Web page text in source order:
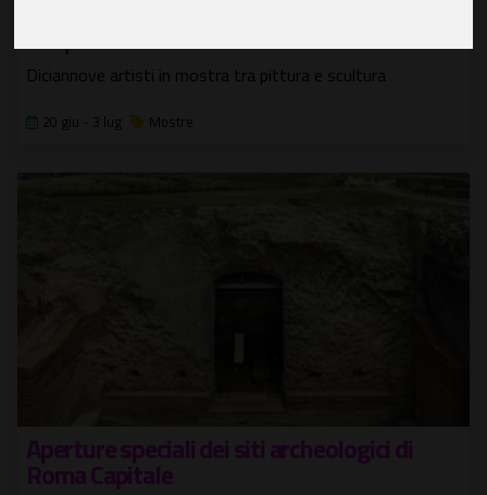
Respiro del colore
Diciannove artisti in mostra tra pittura e scultura
20 giu - 3 lug Mostre
Aperture speciali dei siti archeologici di
Roma Capitale